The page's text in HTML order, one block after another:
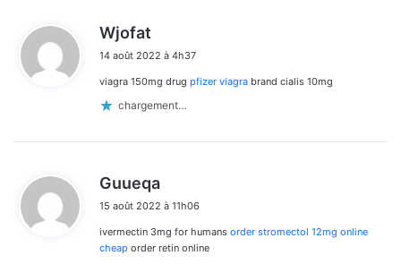
Wjofat
t
14 août 2022 à 4h37
viagra 150mg drug pfizer viagra brand cialis 10mg
chargement…
Guueqa
:
15 août 2022 à 11h06
ivermectin 3mg for humans order stromectol 12mg online
cheap order retin online